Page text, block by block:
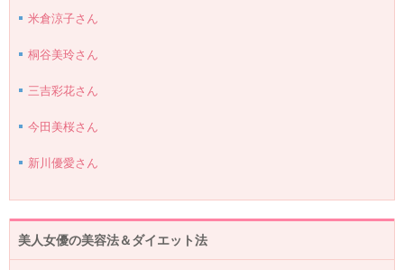
米倉涼子さん
桐谷美玲さん
三吉彩花さん
今田美桜さん
新川優愛さん
美人女優の美容法＆ダイエット法